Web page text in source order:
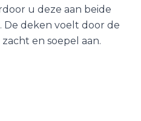
u deze aan beide
deken voelt door de
en soepel aan.